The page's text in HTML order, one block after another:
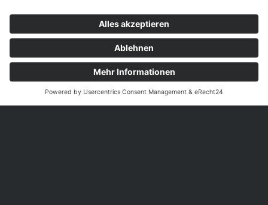
Hier sind wir zu finden
Im Lipperfeld 1A
46047 Oberhausen